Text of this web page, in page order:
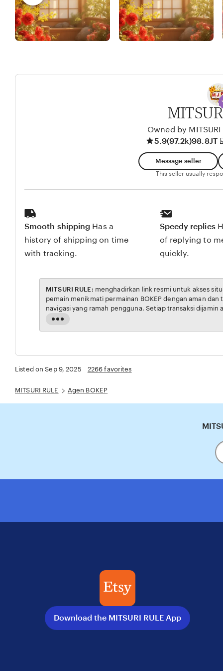
I
R
e
n
d
e
w
b
l
Owned by MITSURI
5.9(97.2k)98.8JT
Message seller
This seller usually
Smooth shipping Has a
history of shipping on time
with tracking.
Speedy replies
of replying to
quickly.
Read
the
MITSURI RULE:
pemain menikmati permainan BOKEP dengan aman dan transparan, lengkap dengan fitur login cepat dan
navigasi yang ramah pengguna. Setiap transaksi dijamin aman, sementara update hasil dan informasi
permainan selalu tersedia secara real-time. Dengan MITSURI RULE, pengguna bisa merasakan pengalaman
Listed on Sep 9, 2025 2266 favorites
MITSURI RULE Agen BOKEP
Download the MITSURI RULE App